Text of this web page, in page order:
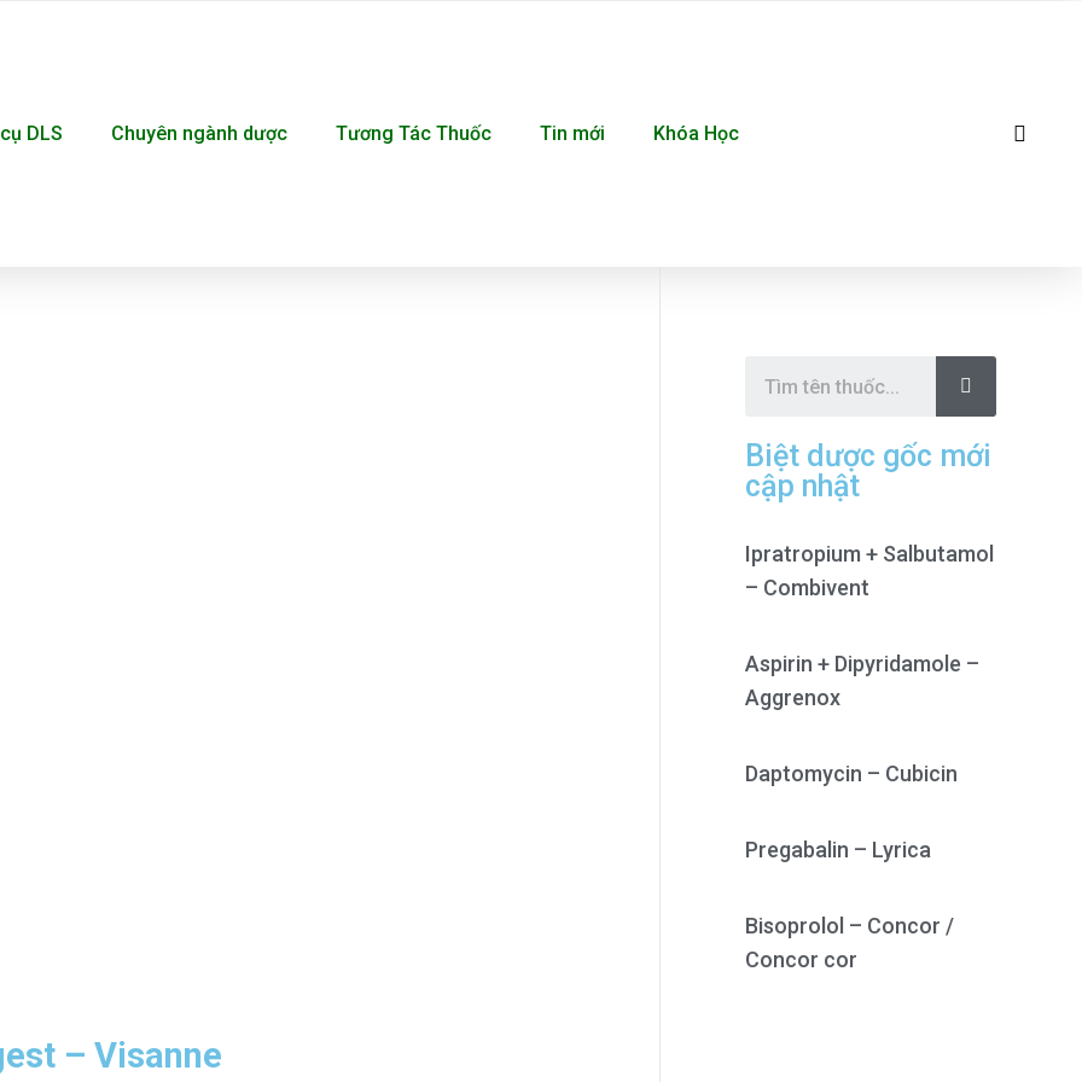
DLS Chuyên ngành dược Tương Tác Thuốc Tin mới Khóa Học
– Visanne
S
r
c
h
Biệt dược gốc mới
cập nhật
Ipratropium + Salbutamol
– Combivent
Aspirin + Dipyridamole –
Aggrenox
Daptomycin – Cubicin
Pregabalin – Lyrica
Bisoprolol – Concor /
Concor cor